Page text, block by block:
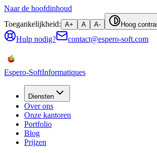
Naar de hoofdinhoud
Toegankelijkheid: A+ A A- Hoog
Hulp nodig? contact@espero-soft.com
Espero-SoftInformatiques
Diensten
Over ons
Onze kantoren
Portfolio
Blog
Prijzen